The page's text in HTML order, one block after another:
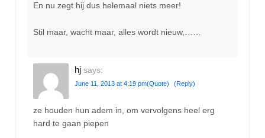
En nu zegt hij dus helemaal niets meer!
Stil maar, wacht maar, alles wordt nieuw,……
hj says:
June 11, 2013 at 4:19 pm(Quote) (Reply)
ze houden hun adem in, om vervolgens heel erg
hard te gaan piepen